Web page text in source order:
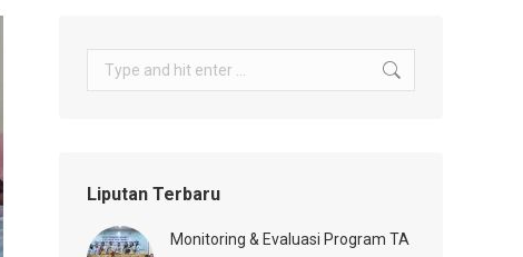
Search:
Liputan Terbaru
Monitoring & Evaluasi Program TA